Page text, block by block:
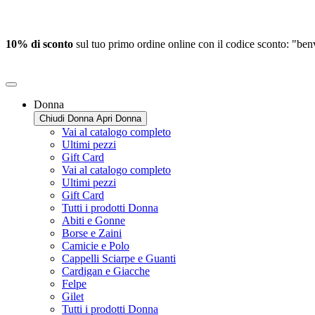
10% di sconto sul tuo primo ordine online con il codice sconto:
Donna
Chiudi Donna Apri Donna
Vai al catalogo completo
Ultimi pezzi
Gift Card
Vai al catalogo completo
Ultimi pezzi
Gift Card
Tutti i prodotti Donna
Abiti e Gonne
Borse e Zaini
Camicie e Polo
Cappelli Sciarpe e Guanti
Cardigan e Giacche
Felpe
Gilet
Tutti i prodotti Donna